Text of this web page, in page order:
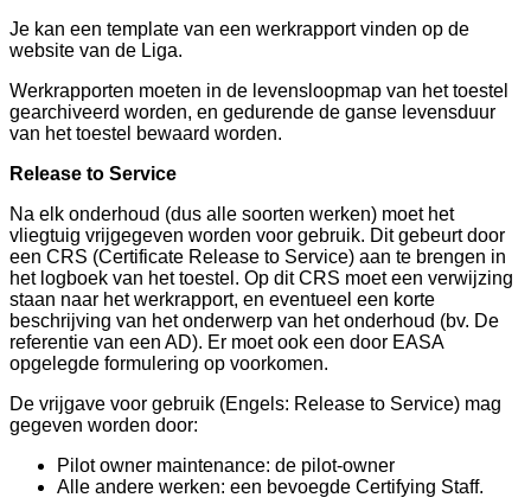
Je kan een template van een werkrapport vinden op de
website van de Liga.
Werkrapporten moeten in de levensloopmap van het toestel
gearchiveerd worden, en gedurende de ganse levensduur
van het toestel bewaard worden.
Release to Service
Na elk onderhoud (dus alle soorten werken) moet het
vliegtuig vrijgegeven worden voor gebruik. Dit gebeurt door
een CRS (Certificate Release to Service) aan te brengen in
het logboek van het toestel. Op dit CRS moet een verwijzing
staan naar het werkrapport, en eventueel een korte
beschrijving van het onderwerp van het onderhoud (bv. De
referentie van een AD). Er moet ook een door EASA
opgelegde formulering op voorkomen.
De vrijgave voor gebruik (Engels: Release to Service) mag
gegeven worden door:
Pilot owner maintenance: de pilot-owner
Alle andere werken: een bevoegde Certifying Staff.